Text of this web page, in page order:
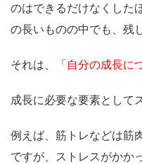
のはできるだけなくした
の長いものの中でも、残
それは、 「自分の成長に
成長に必要な要素として
例えば、筋トレなどは筋
ですが、ストレスがかか